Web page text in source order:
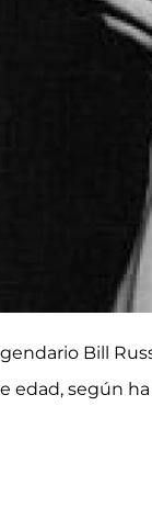
Bill
edad, según